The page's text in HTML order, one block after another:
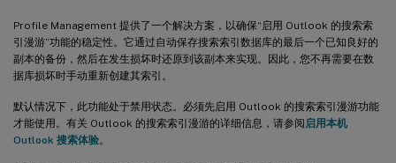
Profile Management 提供了一个解决方案，以确保“启用 Outlook 的搜索索
引漫游”功能的稳定性。它通过自动保存搜索索引数据库的最后一个已知良好的
副本的备份，然后在发生损坏时还原到该副本来实现。因此，您不再需要在数
据库损坏时手动重新创建其索引。
默认情况下，此功能处于禁用状态。必须先启用 Outlook 的搜索索引漫游功能
才能使用。有关 Outlook 的搜索索引漫游的详细信息，请参阅 启用本机
Outlook 搜索体验。